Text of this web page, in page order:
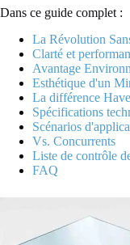
Dans ce guide complet :
La Révolution
Clarté et
Avantage
Esthétique d'un
La différence
Spécifications
Scénarios
Vs. Concurrents
Liste de contrôle
FAQ